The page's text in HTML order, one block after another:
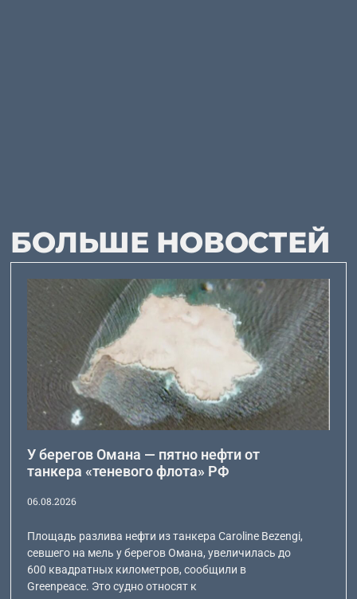
БОЛЬШЕ НОВОСТЕЙ
У берегов Омана — пятно нефти от
танкера «теневого флота» РФ
06.08.2026
Площадь разлива нефти из танкера Caroline Bezengi,
севшего на мель у берегов Омана, увеличилась до
600 квадратных километров, сообщили в
Greenpeace. Это судно относят к